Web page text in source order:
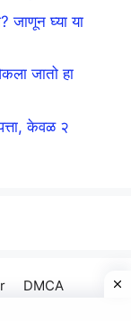
जाणून घ्या या
जातो हा
केवळ २
DMCA